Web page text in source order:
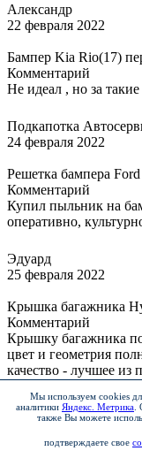
Александр
22 февраля 2022
Бампер Kia Rio(17)
Комментарий
Не идеал , но за
Подкапотка
24 февраля 2022
Решетка бампера
Комментарий
Купил пыльник на
оперативно,
Эдуард
25 февраля 2022
Крышка багажника
Комментарий
Крышку багажника
цвет и геометрия
качество - лучшее из
для доставки в
рекомендую!
Мы используем cookies
аналитики Яндекс. Метрика
также Вы можете
подтверждаете свое